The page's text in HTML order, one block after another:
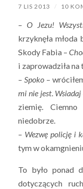
7 LIS 2013 / 10
– O Jezu!
krzyknęła
Skody Fabia –
i zaprowadziła
– Spoko–
mi nie jest. Wsiadaj
ziemię.
niedobrze.
– Wezwę policję i
tym w
To było ponad
dotyczących